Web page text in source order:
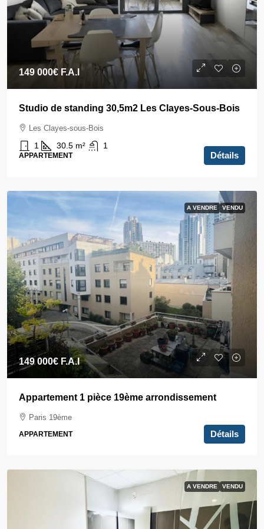
149 000€ F.A.I
Studio de standing 30,5m2 Les Clayes-Sous-Bois
Les Clayes-sous-Bois
1 30.5 m² 1
APPARTEMENT Détails
A VENDRE VENDU
149 000€ F.A.I
Appartement 1 pièce 19ème arrondissement
Paris 19ème
APPARTEMENT Détails
A VENDRE VENDU